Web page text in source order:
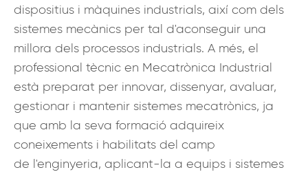
dispositius i màquines industrials, així com dels
sistemes mecànics per tal d'aconseguir una
millora dels processos industrials. A més, el
professional tècnic en Mecatrònica Industrial
està preparat per innovar, dissenyar, avaluar,
gestionar i mantenir sistemes mecatrònics, ja
que amb la seva formació adquireix
coneixements i habilitats del camp
de l'enginyeria, aplicant-la a equips i sistemes